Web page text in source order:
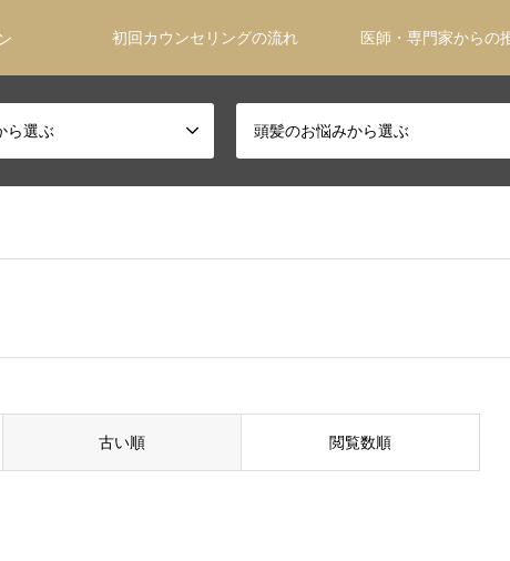
初回カウンセリングの流れ 医師・専門家からの
ら選ぶ 頭髪のお悩みから選ぶ
古い順 閲覧数順